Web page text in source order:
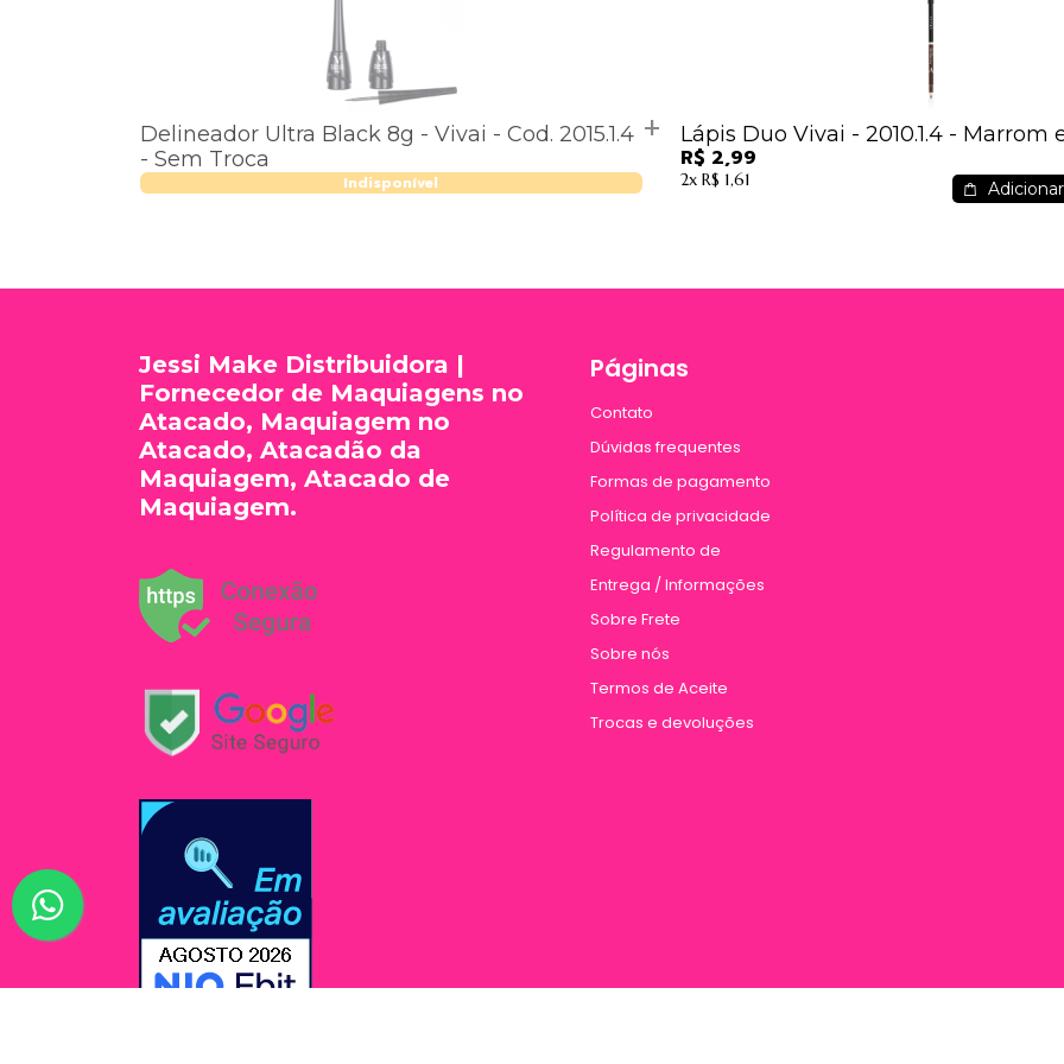
Delineador Ultra Black 8g - Vivai - Cod. 2015.1.4
- Sem Troca
Indisponível
Lápis Duo Vivai - 2010.1.4 - Marrom
R$ 2,99
2x R$ 1,61
Páginas
Contato
Dúvidas frequentes
Formas de pagamento
Política de privacidade
Regulamento de
Entrega / Informações
Sobre Frete
Sobre nós
Termos de Aceite
Trocas e devoluções
Jessi Make Distribuidora |
Fornecedor de Maquiagens no
Atacado, Maquiagem no
Atacado, Atacadão da
Maquiagem, Atacado de
Maquiagem.